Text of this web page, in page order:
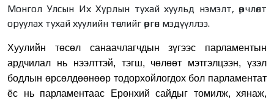
Монгол Улсын Их Хурлын тухай хуульд нэмэлт, өөрчлөлт
оруулах тухай хуулийн төслийг өргөн мэдүүллээ.
Хуулийн төсөл санаачлагчдын зүгээс парламентын
ардчилал нь нээлттэй, тэгш, чөлөөт мэтгэлцээн, үзэл
бодлын өрсөлдөөнөөр тодорхойлогдох бол парламентат
ёс нь парламентаас Ерөнхий сайдыг томилж, хянаж,